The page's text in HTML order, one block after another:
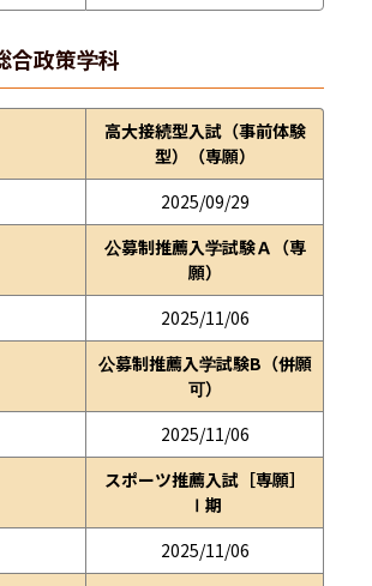
合政策学科
高大接続型入試（事前体験
型）（専願）
2025/09/29
公募制推薦入学試験Ａ（専
願）
2025/11/06
公募制推薦入学試験B（併願
可）
2025/11/06
スポーツ推薦入試［専願］
Ⅰ期
2025/11/06